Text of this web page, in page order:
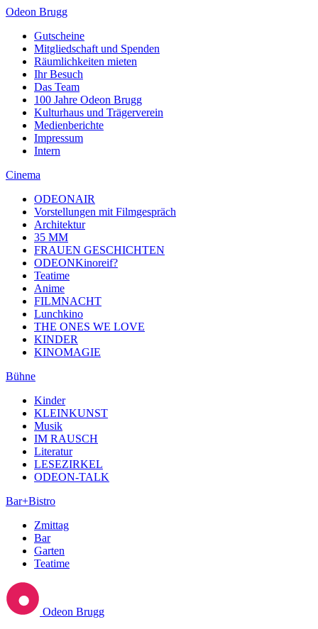
Odeon Brugg
Gutscheine
Mitgliedschaft und Spenden
Räumlichkeiten mieten
Ihr Besuch
Das Team
100 Jahre Odeon Brugg
Kulturhaus und Trägerverein
Medienberichte
Impressum
Intern
Cinema
ODEONAIR
Vorstellungen mit Filmgespräch
Architektur
35 MM
FRAUEN GESCHICHTEN
ODEONKinoreif?
Teatime
Anime
FILMNACHT
Lunchkino
THE ONES WE LOVE
KINDER
KINOMAGIE
Bühne
Kinder
KLEINKUNST
Musik
IM RAUSCH
Literatur
LESEZIRKEL
ODEON-TALK
Bar+Bistro
Zmittag
Bar
Garten
Teatime
Odeon Brugg